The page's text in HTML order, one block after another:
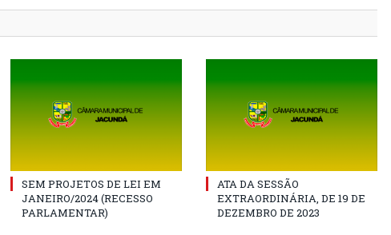
SEM PROJETOS DE LEI EM
JANEIRO/2024 (RECESSO
PARLAMENTAR)
ATA DA SESSÃO
EXTRAORDINÁRIA, DE 19 DE
DEZEMBRO DE 2023